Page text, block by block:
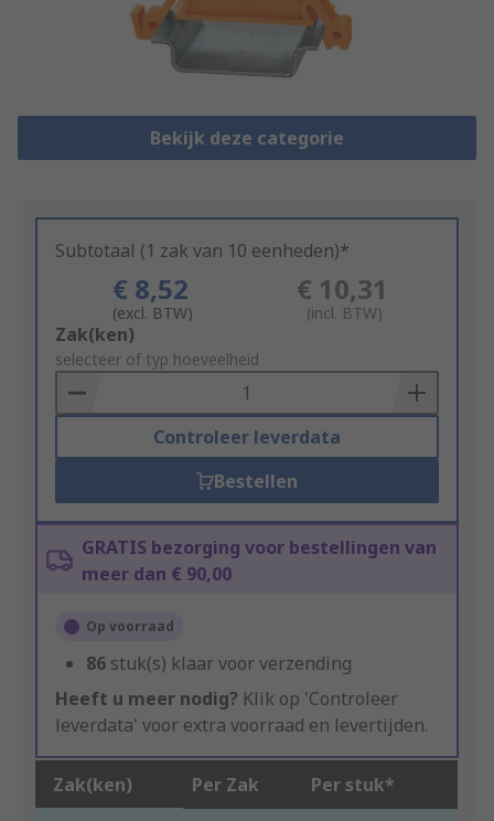
Bekijk deze categorie
Subtotaal (1 zak van 10 eenheden)*
€ 8,52
(excl. BTW)
€ 10,31
(incl. BTW)
Add
to
Basket
Zak(ken)
selecteer of typ hoeveelheid
Controleer leverdata
Bestellen
GRATIS bezorging voor bestellingen van
meer dan € 90,00
Op voorraad
86 stuk(s) klaar voor verzending
Heeft u meer nodig? Klik op 'Controleer
leverdata' voor extra voorraad en levertijden.
Zak(ken) Per Zak Per stuk*